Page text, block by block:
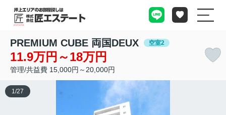
PREMIUM CUBE 両国DEUX 空室2
11.9万円～18万円
管理/共益費 15,000円～20,000円
1 /27